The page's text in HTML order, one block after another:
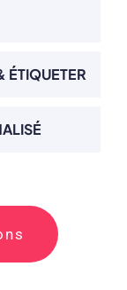
ÉTIQUETER